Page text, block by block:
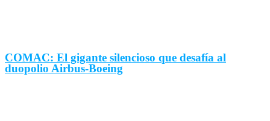
COMAC: El gigante silencioso que desafía al
duopolio Airbus-Boeing